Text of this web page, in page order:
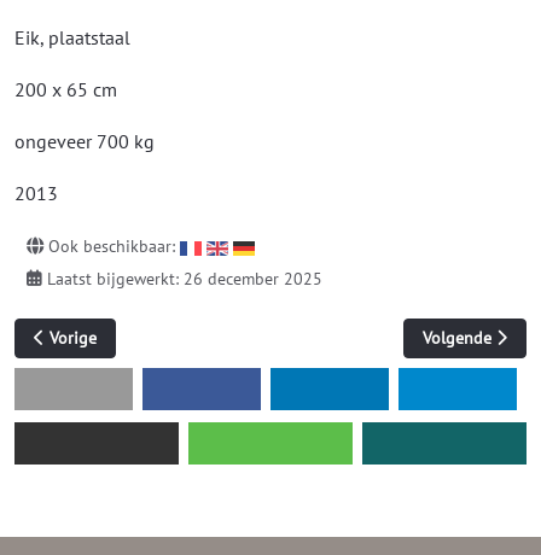
Eik, plaatstaal
200 x 65 cm
ongeveer 700 kg
2013
Ook beschikbaar:
Laatst bijgewerkt: 26 december 2025
Vorig artikel: zonder titel
Vorige Volgende
Volgende